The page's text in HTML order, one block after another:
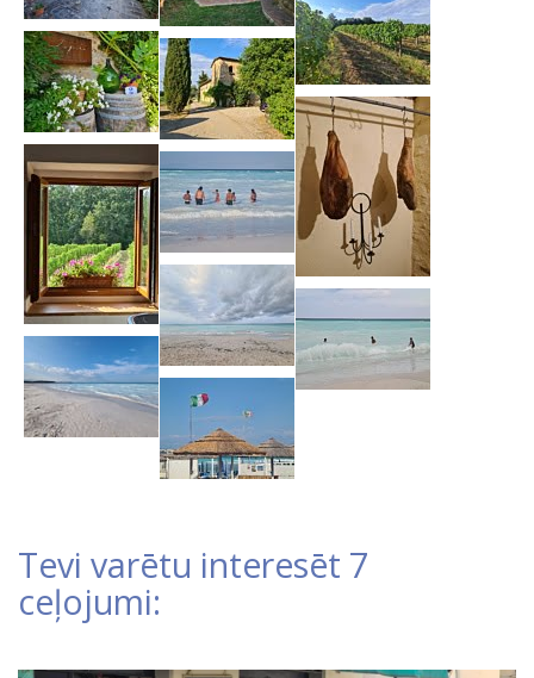
Tevi varētu interesēt 7
ceļojumi: